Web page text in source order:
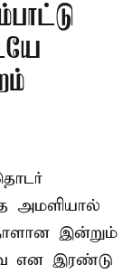
அமளியால்
நாளான இன்றும்
என இரண்டு